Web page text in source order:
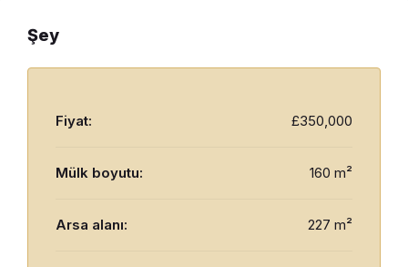
Şey
Fiyat: £350,000
Mülk boyutu: 160 m²
Arsa alanı: 227 m²